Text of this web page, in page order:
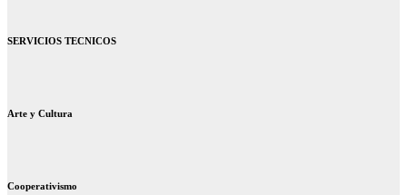
SERVICIOS TECNICOS
Arte y Cultura
Cooperativismo